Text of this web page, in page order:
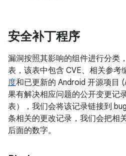
安全补丁程序
漏洞按照其影响的组件进行分类
表，该表中包含 CVE、相关参考
度和已更新的 Android 开源项目
果有解决相应问题的公开变更记
表），我们会将该记录链接到
条相关的更改记录，我们会把相
后面的数字。